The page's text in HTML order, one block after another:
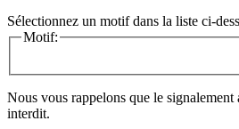
Sélectionnez un motif dans la liste ci-
Motif:
Nous vous rappelons que le signalement
interdit.